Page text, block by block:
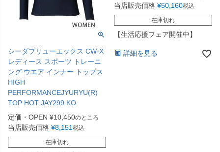
シーダブリューエックス CW-X
レディース スポーツ トレーニ
ング ウエア インナー トップス
HIGH
PERFORMANCEJYURYU(R)
TOP HOT JAY299 KO
定価・OPEN ¥10,450のところ
当店販売価格 ¥8,151 税込
在庫切れ
当店販売価格 ¥50,160税込
在庫切れ
【生活応援フェア開催中】
詳細を見る